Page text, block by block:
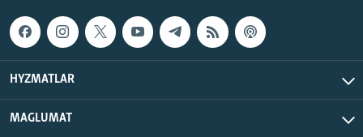
HYZMATLAR
MAGLUMAT